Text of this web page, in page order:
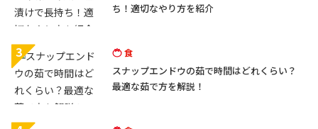
ち！適切なやり方を紹介
3 食
スナップエンドウの茹で時間はどれくらい？
最適な茹で方を解説！